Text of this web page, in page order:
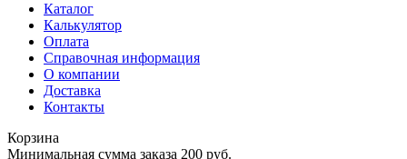
Каталог
Калькулятор
Оплата
Справочная информация
О компании
Доставка
Контакты
Корзина
Минимальная сумма заказа 200 руб.